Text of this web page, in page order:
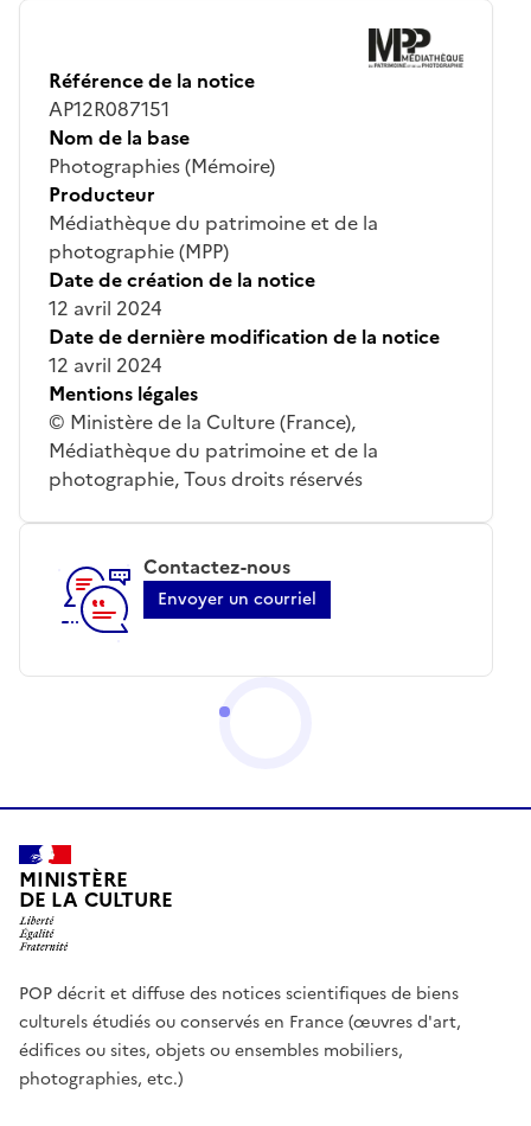
Référence de la notice
AP12R087151
Nom de la base
Photographies (Mémoire)
Producteur
Médiathèque du patrimoine et de la
photographie (MPP)
Date de création de la notice
12 avril 2024
Date de dernière modification de la notice
12 avril 2024
Mentions légales
© Ministère de la Culture (France),
Médiathèque du patrimoine et de la
photographie, Tous droits réservés
Contactez-nous
Envoyer un courriel
MINISTÈRE
DE LA CULTURE
POP décrit et diffuse des notices scientifiques de biens
culturels étudiés ou conservés en France (œuvres d'art,
édifices ou sites, objets ou ensembles mobiliers,
photographies, etc.)